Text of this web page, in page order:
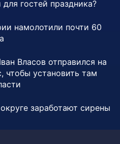
для гостей праздника?
намолотили почти 60
Власов отправился на
чтобы установить там
заработают сирены